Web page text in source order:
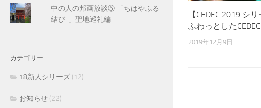
【CEDEC 2019 シ
ふわっとした
2019年12月9日
中の人の邦画放談⑤ 「ちはやふる-
結び-」聖地巡礼編
カテゴリー
18新人シリーズ (12)
お知らせ (22)